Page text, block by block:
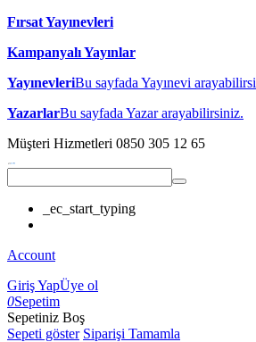
Fırsat Yayınevleri
Kampanyalı Yayınlar
YayınevleriBu sayfada Yayınevi
YazarlarBu sayfada Yazar arayabilirsiniz.
Müşteri Hizmetleri 0850 305 12 65
_ec_start_typing
Account
Giriş YapÜye ol
0Sepetim
Sepetiniz Boş
Sepeti göster Siparişi Tamamla